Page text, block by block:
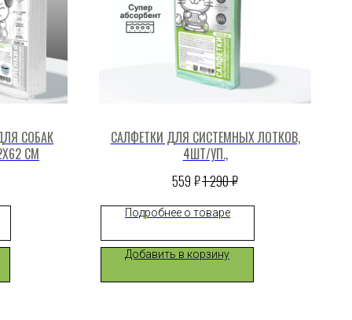
СОБАК
СМ
САЛФЕТКИ ДЛЯ СИСТЕМНЫХ ЛОТКОВ,
4ШТ/УП.,
559 ₽1 290₽
Подробнее о товаре
Добавить в корзину